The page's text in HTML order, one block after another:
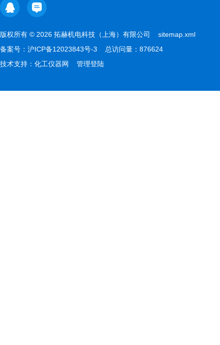
版权所有 © 2026 拓赫机电科技（上海）有限公司 sitemap.xml
备案号： 沪ICP备12023843号-3 总访问量：876624
技术支持： 化工仪器网 管理登陆